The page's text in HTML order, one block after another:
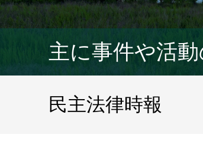
主に事件や活
民主法律時報